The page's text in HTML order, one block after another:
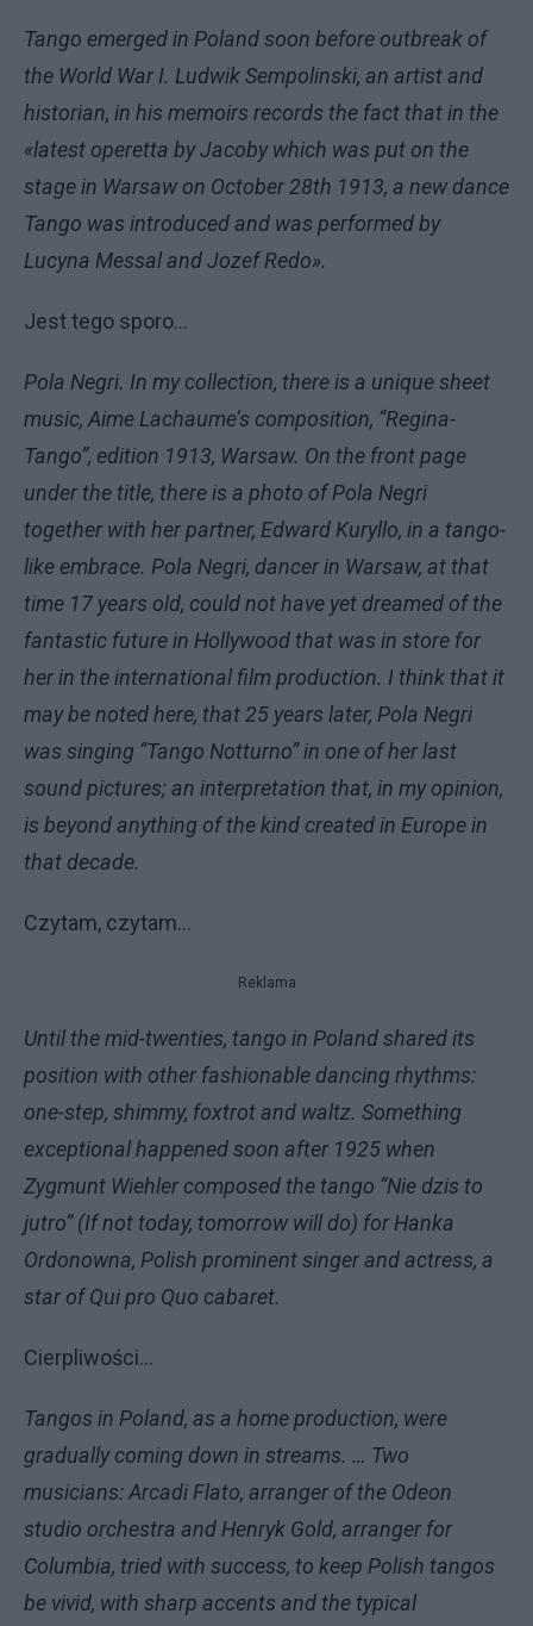
Tango emerged in Poland soon before outbreak of
the World War I. Ludwik Sempolinski, an artist and
historian, in his memoirs records the fact that in the
«latest operetta by Jacoby which was put on the
stage in Warsaw on October 28th 1913, a new dance
Tango was introduced and was performed by
Lucyna Messal and Jozef Redo».
Jest tego sporo...
Pola Negri. In my collection, there is a unique sheet
music, Aime Lachaume’s composition, “Regina-
Tango”, edition 1913, Warsaw. On the front page
under the title, there is a photo of Pola Negri
together with her partner, Edward Kuryllo, in a tango-
like embrace. Pola Negri, dancer in Warsaw, at that
time 17 years old, could not have yet dreamed of the
fantastic future in Hollywood that was in store for
her in the international film production. I think that it
may be noted here, that 25 years later, Pola Negri
was singing “Tango Notturno” in one of her last
sound pictures; an interpretation that, in my opinion,
is beyond anything of the kind created in Europe in
that decade.
Czytam, czytam…
Reklama
Until the mid-twenties, tango in Poland shared its
position with other fashionable dancing rhythms:
one-step, shimmy, foxtrot and waltz. Something
exceptional happened soon after 1925 when
Zygmunt Wiehler composed the tango “Nie dzis to
jutro” (If not today, tomorrow will do) for Hanka
Ordonowna, Polish prominent singer and actress, a
star of Qui pro Quo cabaret.
Cierpliwości…
Tangos in Poland, as a home production, were
gradually coming down in streams. … Two
musicians: Arcadi Flato, arranger of the Odeon
studio orchestra and Henryk Gold, arranger for
Columbia, tried with success, to keep Polish tangos
be vivid, with sharp accents and the typical